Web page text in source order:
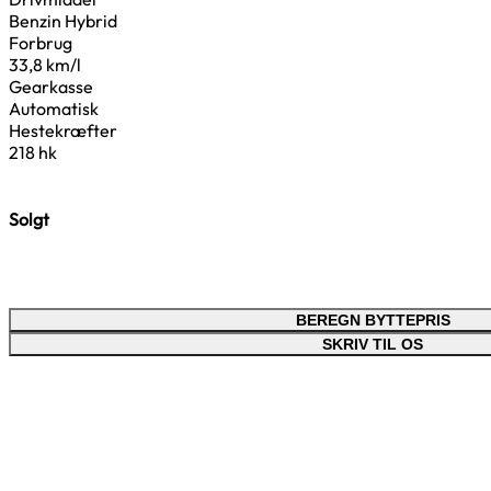
Benzin Hybrid
Forbrug
33,8 km/l
Gearkasse
Automatisk
Hestekræfter
218 hk
Solgt
BEREGN BYTTEPRIS
SKRIV TIL OS